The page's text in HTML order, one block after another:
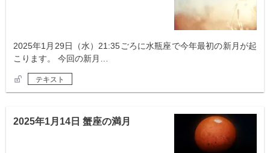
2025年1月29日（水）21:35ごろに水瓶座で今年最初の新月が起
こります。 今回の新月…
テキスト
2025年1月14日 蟹座の満月